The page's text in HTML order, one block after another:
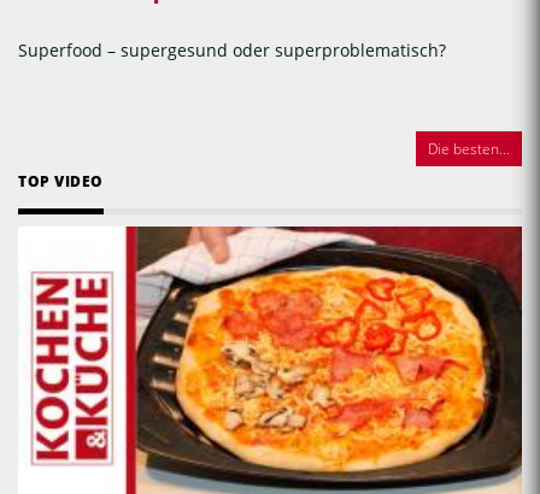
Superfood – supergesund oder superproblematisch?
Die besten...
TOP VIDEO